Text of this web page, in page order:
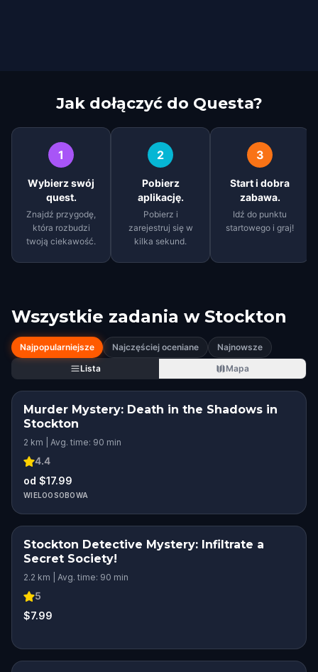
Jak dołączyć do Questa?
1
Wybierz swój
quest.
Znajdź przygodę,
która rozbudzi
twoją ciekawość.
2
Pobierz
aplikację.
Pobierz i
zarejestruj się w
kilka sekund.
3
Start i dobra
zabawa.
Idź do punktu
startowego i graj!
Wszystkie zadania w Stockton
Najpopularniejsze Najczęściej oceniane
Najnowsze
Lista
Mapa
Murder Mystery: Death in the Shadows in
Stockton
2 km | Avg. time: 90 min
4.4
od $17.99
WIELOOSOBOWA
Stockton Detective Mystery: Infiltrate a
Secret Society!
2.2 km | Avg. time: 90 min
5
$7.99